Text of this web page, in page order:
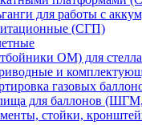
для работы с
(СГП)
ОМ) для
и
газовых
для баллонов
стойки,